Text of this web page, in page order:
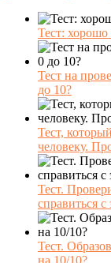
Тест:
Тест на
до 10?
Тест,
человеку.
Тест.
справиться
Тест.